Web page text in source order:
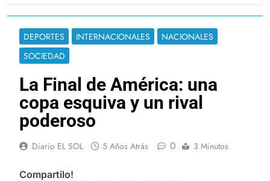
DEPORTES INTERNACIONALES
NACIONALES
SOCIEDAD
La Final de América: una
copa esquiva y un rival
poderoso
Diario EL SOL 5 Años Atrás 0 3 Minutos
Compartilo!